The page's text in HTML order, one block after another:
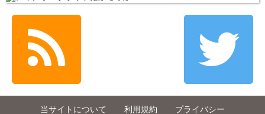
当サイトについて 利用規約 プライバシー